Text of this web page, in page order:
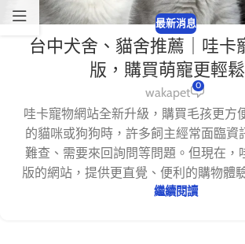
最新消息
台中犬舍、貓舍推薦｜哇卡
版，購買萌寵更輕鬆
wakapet 0
哇卡寵物網站全新升級，購買毛孩更方
的貓咪或狗狗時，許多飼主經常面臨資
難查、需要來回詢問等問題。但現在，
版的網站，提供更直覺、便利的購物體
繼續閱讀